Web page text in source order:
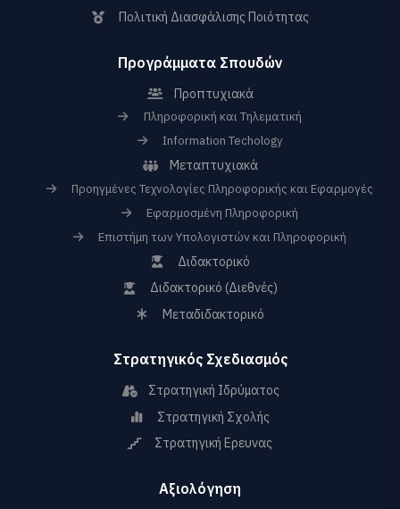
Πολιτική Διασφάλισης Ποιότητας
Προγράμματα Σπουδών
Προπτυχιακά
Πληροφορική και Τηλεματική
Information Techology
Μεταπτυχιακά
Προηγμένες Τεχνολογίες Πληροφορικής και Εφαρμογές
Εφαρμοσμένη Πληροφορική
Επιστήμη των Υπολογιστών και Πληροφορική
Διδακτορικό
Διδακτορικό (Διεθνές)
Μεταδιδακτορικό
Στρατηγικός Σχεδιασμός
Στρατηγική Ιδρύματος
Στρατηγική Σχολής
Στρατηγική Ερευνας
Αξιολόγηση